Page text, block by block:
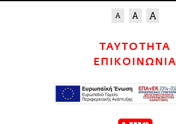
ΤΑΥΤΟΤΗΤΑ
ΕΠΙΚΟΙΝΩΝΙΑ